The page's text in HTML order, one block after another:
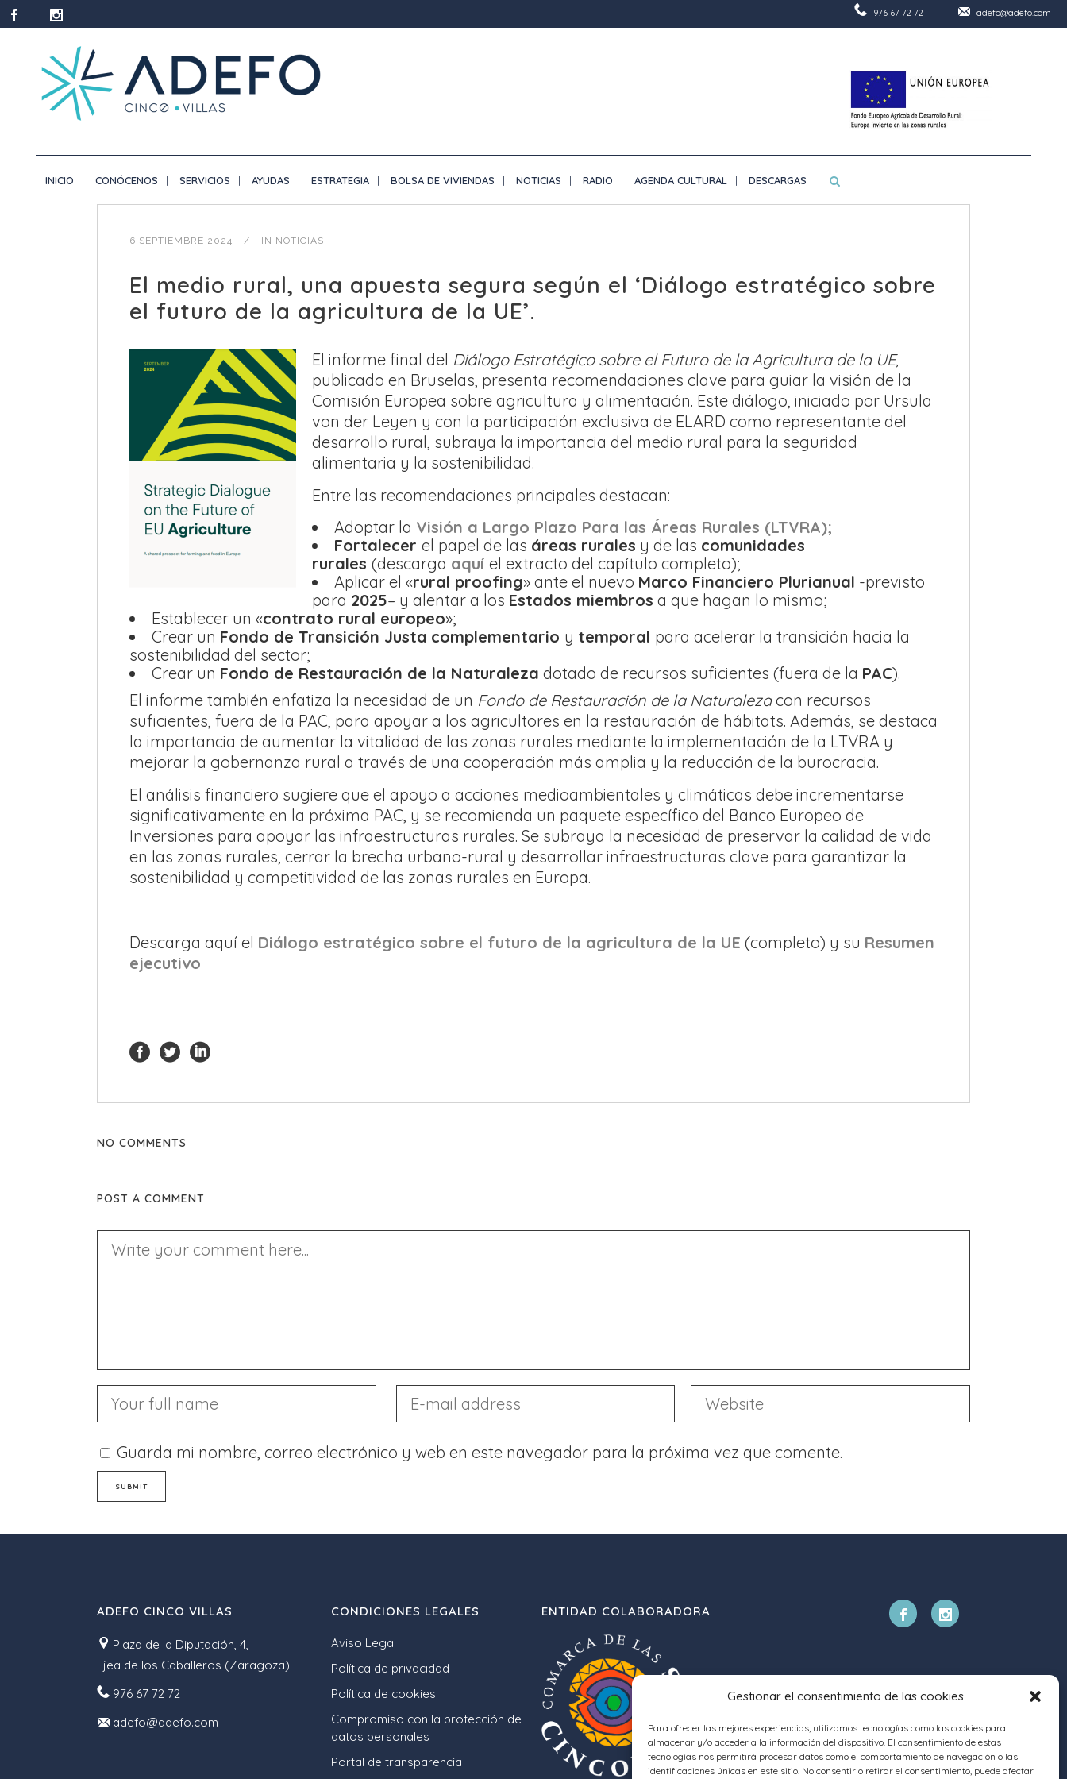
Gestionar el consentimiento de las cookies
Para ofrecer las mejores experiencias, utilizamos tecnologías como las cookies para
almacenar y/o acceder a la información del dispositivo. El consentimiento de estas
tecnologías nos permitirá procesar datos como el comportamiento de navegación o las
identificaciones únicas en este sitio. No consentir o retirar el consentimiento, puede afectar
976 67 72 72 adefo@adefo.com
INICIO CONÓCENOS SERVICIOS AYUDAS ESTRATEGIA BOLSA DE VIVIENDAS NOTICIAS RADIO AGENDA CULTURAL DESCARGAS
6 SEPTIEMBRE 2024 IN NOTICIAS
El medio rural, una apuesta segura según el ‘Diálogo estratégico sobre
el futuro de la agricultura de la UE’.
El informe final del Diálogo Estratégico sobre el Futuro de la Agricultura de la UE,
publicado en Bruselas, presenta recomendaciones clave para guiar la visión de la
Comisión Europea sobre agricultura y alimentación. Este diálogo, iniciado por Ursula
von der Leyen y con la participación exclusiva de ELARD como representante del
desarrollo rural, subraya la importancia del medio rural para la seguridad
alimentaria y la sostenibilidad.
Entre las recomendaciones principales destacan:
Adoptar la Visión a Largo Plazo Para las Áreas Rurales (LTVRA);
Fortalecer el papel de las áreas rurales y de las comunidades
rurales (descarga aquí el extracto del capítulo completo);
Aplicar el «rural proofing» ante el nuevo Marco Financiero Plurianual -previsto
para 2025– y alentar a los Estados miembros a que hagan lo mismo;
Establecer un «contrato rural europeo»;
Crear un Fondo de Transición Justa complementario y temporal para acelerar la transición hacia la
sostenibilidad del sector;
Crear un Fondo de Restauración de la Naturaleza dotado de recursos suficientes (fuera de la PAC).
El informe también enfatiza la necesidad de un Fondo de Restauración de la Naturalezacon recursos
suficientes, fuera de la PAC, para apoyar a los agricultores en la restauración de hábitats. Además, se destaca
la importancia de aumentar la vitalidad de las zonas rurales mediante la implementación de la LTVRA y
mejorar la gobernanza rural a través de una cooperación más amplia y la reducción de la burocracia.
El análisis financiero sugiere que el apoyo a acciones medioambientales y climáticas debe incrementarse
significativamente en la próxima PAC, y se recomienda un paquete específico del Banco Europeo de
Inversiones para apoyar las infraestructuras rurales. Se subraya la necesidad de preservar la calidad de vida
en las zonas rurales, cerrar la brecha urbano-rural y desarrollar infraestructuras clave para garantizar la
sostenibilidad y competitividad de las zonas rurales en Europa.
Descarga aquí el Diálogo estratégico sobre el futuro de la agricultura de la UE (completo) y su Resumen
ejecutivo
NO COMMENTS
POST A COMMENT
Guarda mi nombre, correo electrónico y web en este navegador para la próxima vez que comente.
ADEFO CINCO VILLAS
Plaza de la Diputación, 4,
Ejea de los Caballeros (Zaragoza)
976 67 72 72
adefo@adefo.com
CONDICIONES LEGALES
Aviso Legal
Política de privacidad
Política de cookies
Compromiso con la protección de
datos personales
Portal de transparencia
ENTIDAD COLABORADORA